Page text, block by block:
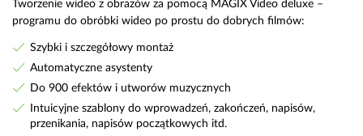
Tworzenie wideo z obrazów za pomocą MAGIX Video deluxe –
programu do obróbki wideo po prostu do dobrych filmów:
Szybki i szczegółowy montaż
Automatyczne asystenty
Do 900 efektów i utworów muzycznych
Intuicyjne szablony do wprowadzeń, zakończeń, napisów,
przenikania, napisów początkowych itd.